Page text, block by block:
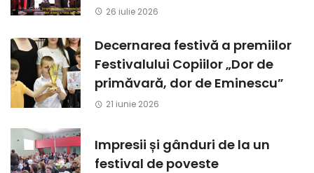
26 iulie 2026
Decernarea festivă a premiilor
Festivalului Copiilor „Dor de
primăvară, dor de Eminescu”
21 iunie 2026
Impresii și gânduri de la un
festival de poveste